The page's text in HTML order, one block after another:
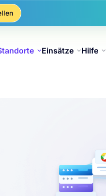
Einsätze Hilfe